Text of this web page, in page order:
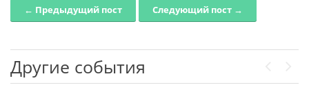
Post navigation
← Предыдущий пост Следующий пост →
Другие события